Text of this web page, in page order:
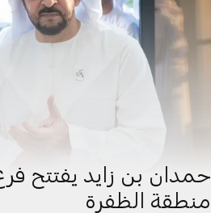
حمدان بن زايد يفتتح
منطقة الظفرة